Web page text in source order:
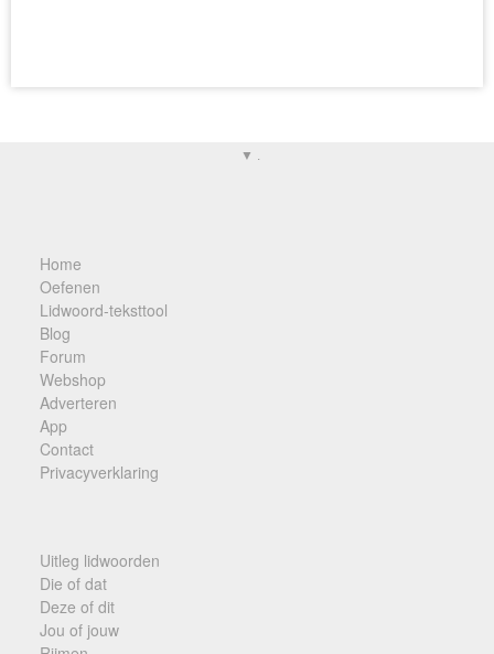
▼ .
Home
Oefenen
Lidwoord-teksttool
Blog
Forum
Webshop
Adverteren
App
Contact
Privacyverklaring
Uitleg lidwoorden
Die of dat
Deze of dit
Jou of jouw